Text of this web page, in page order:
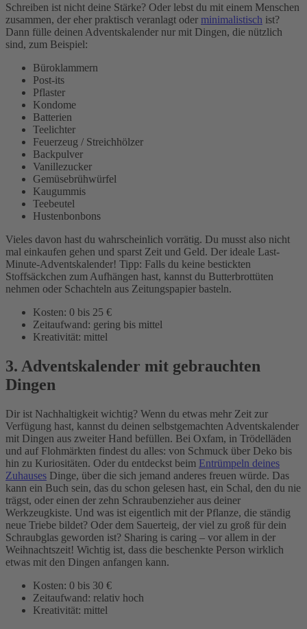
Schreiben ist nicht deine Stärke? Oder lebst du mit einem Menschen
zusammen, der eher praktisch veranlagt oder minimalistisch ist?
Dann fülle deinen Adventskalender nur mit Dingen, die nützlich
sind, zum Beispiel:
Büroklammern
Post-its
Pflaster
Kondome
Batterien
Teelichter
Feuerzeug / Streichhölzer
Backpulver
Vanillezucker
Gemüsebrühwürfel
Kaugummis
Teebeutel
Hustenbonbons
Vieles davon hast du wahrscheinlich vorrätig. Du musst also nicht
mal einkaufen gehen und sparst Zeit und Geld. Der ideale Last-
Minute-Adventskalender! Tipp: Falls du keine bestickten
Stoffsäckchen zum Aufhängen hast, kannst du Butterbrottüten
nehmen oder Schachteln aus Zeitungspapier basteln.
Kosten: 0 bis 25 €
Zeitaufwand: gering bis mittel
Kreativität: mittel
3. Adventskalender mit gebrauchten
Dingen
Dir ist Nachhaltigkeit wichtig? Wenn du etwas mehr Zeit zur
Verfügung hast, kannst du deinen selbstgemachten Adventskalender
mit Dingen aus zweiter Hand befüllen. Bei Oxfam, in Trödelläden
und auf Flohmärkten findest du alles: von Schmuck über Deko bis
hin zu Kuriositäten. Oder du entdeckst beim Entrümpeln deines
Zuhauses Dinge, über die sich jemand anderes freuen würde. Das
kann ein Buch sein, das du schon gelesen hast, ein Schal, den du nie
trägst, oder einen der zehn Schraubenzieher aus deiner
Werkzeugkiste. Und was ist eigentlich mit der Pflanze, die ständig
neue Triebe bildet? Oder dem Sauerteig, der viel zu groß für dein
Schraubglas geworden ist? Sharing is caring – vor allem in der
Weihnachtszeit! Wichtig ist, dass die beschenkte Person wirklich
etwas mit den Dingen anfangen kann.
Kosten: 0 bis 30 €
Zeitaufwand: relativ hoch
Kreativität: mittel